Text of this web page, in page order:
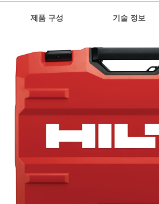
제품 구성 기술 정보